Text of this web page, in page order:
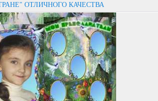
ОТЛИЧНОГО КАЧЕСТВА